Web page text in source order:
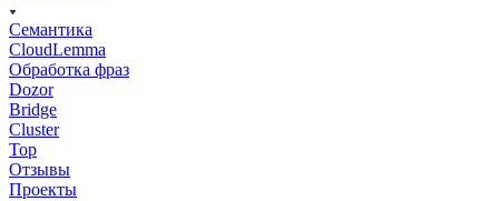
Семантика
CloudLemma
Обработка фраз
Dozor
Bridge
Cluster
Top
Отзывы
Проекты